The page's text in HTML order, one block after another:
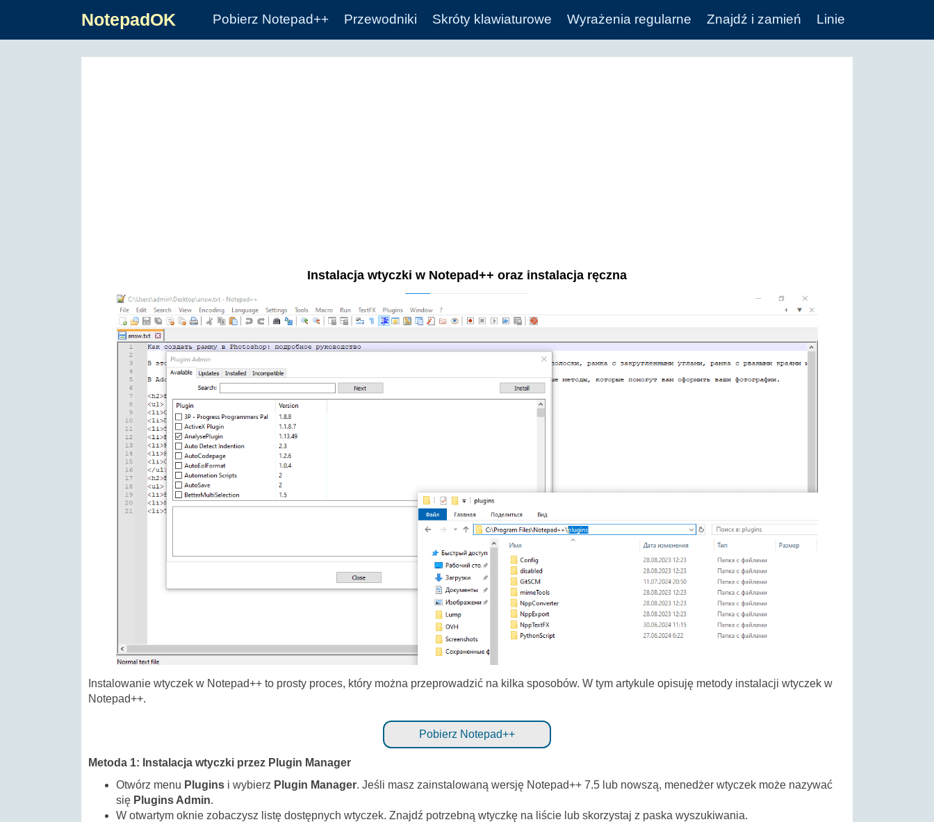
NotepadOK Pobierz Notepad++ Przewodniki Skróty klawiaturowe Wyrażenia regularne Znajdź i zamień Linie
Instalacja wtyczki w Notepad++ oraz instalacja ręczna
Instalowanie wtyczek w Notepad++ to prosty proces, który można przeprowadzić na kilka sposobów. W tym artykule opisuję metody instalacji wtyczek w
Notepad++.
Pobierz Notepad++
Metoda 1: Instalacja wtyczki przez Plugin Manager
Otwórz menu Plugins i wybierz Plugin Manager. Jeśli masz zainstalowaną wersję Notepad++ 7.5 lub nowszą, menedżer wtyczek może nazywać
się Plugins Admin.
W otwartym oknie zobaczysz listę dostępnych wtyczek. Znajdź potrzebną wtyczkę na liście lub skorzystaj z paska wyszukiwania.